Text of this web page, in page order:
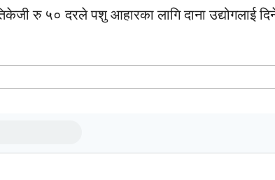
रु ५० दरले पशु आहारका लागि दाना उद्योगलाई